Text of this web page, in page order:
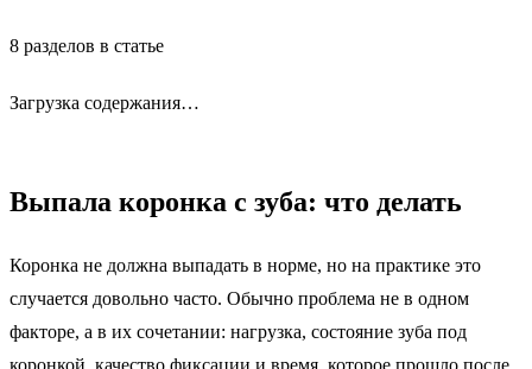
8 разделов в статье
Загрузка содержания…
Выпала коронка с зуба: что делать
Коронка не должна выпадать в норме, но на практике это
случается довольно часто. Обычно проблема не в одном
факторе, а в их сочетании: нагрузка, состояние зуба под